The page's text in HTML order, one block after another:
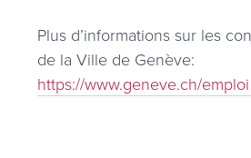
Plus d’informations sur les
de la Ville de Genève:
https://www.geneve.ch/emploi